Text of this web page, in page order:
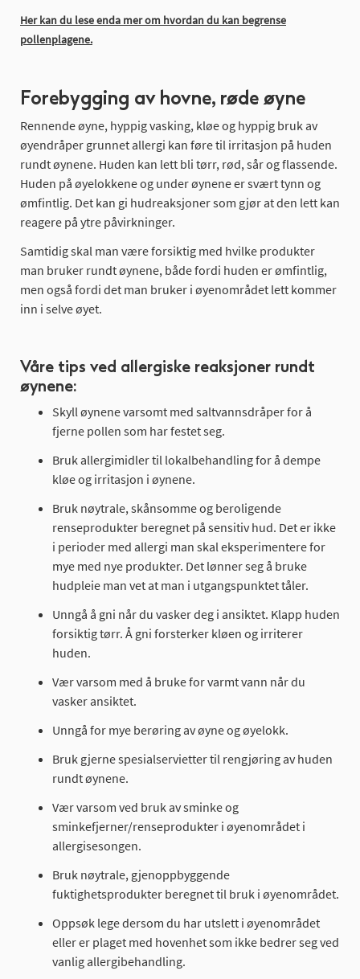
Her kan du lese enda mer om hvordan du kan begrense
pollenplagene.
Forebygging av hovne, røde øyne
Rennende øyne, hyppig vasking, kløe og hyppig bruk av
øyendråper grunnet allergi kan føre til irritasjon på huden
rundt øynene. Huden kan lett bli tørr, rød, sår og flassende.
Huden på øyelokkene og under øynene er svært tynn og
ømfintlig. Det kan gi hudreaksjoner som gjør at den lett kan
reagere på ytre påvirkninger.
Samtidig skal man være forsiktig med hvilke produkter
man bruker rundt øynene, både fordi huden er ømfintlig,
men også fordi det man bruker i øyenområdet lett kommer
inn i selve øyet.
Våre tips ved allergiske reaksjoner rundt
øynene:
Skyll øynene varsomt med saltvannsdråper for å
fjerne pollen som har festet seg.
Bruk allergimidler til lokalbehandling for å dempe
kløe og irritasjon i øynene.
Bruk nøytrale, skånsomme og beroligende
renseprodukter beregnet på sensitiv hud. Det er ikke
i perioder med allergi man skal eksperimentere for
mye med nye produkter. Det lønner seg å bruke
hudpleie man vet at man i utgangspunktet tåler.
Unngå å gni når du vasker deg i ansiktet. Klapp huden
forsiktig tørr. Å gni forsterker kløen og irriterer
huden.
Vær varsom med å bruke for varmt vann når du
vasker ansiktet.
Unngå for mye berøring av øyne og øyelokk.
Bruk gjerne spesialservietter til rengjøring av huden
rundt øynene.
Vær varsom ved bruk av sminke og
sminkefjerner/renseprodukter i øyenområdet i
allergisesongen.
Bruk nøytrale, gjenoppbyggende
fuktighetsprodukter beregnet til bruk i øyenområdet.
Oppsøk lege dersom du har utslett i øyenområdet
eller er plaget med hovenhet som ikke bedrer seg ved
vanlig allergibehandling.